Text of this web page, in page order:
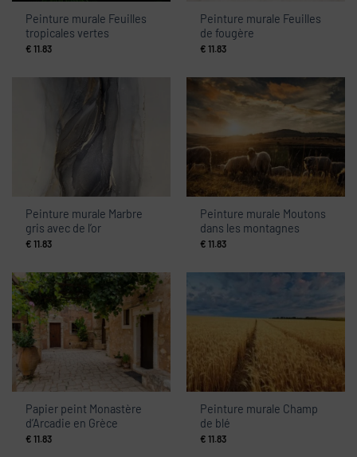
Peinture murale Feuilles
tropicales vertes
€ 11.83
Peinture murale Feuilles
de fougère
€ 11.83
Peinture murale Marbre
gris avec de l’or
€ 11.83
Peinture murale Moutons
dans les montagnes
€ 11.83
Papier peint Monastère
d’Arcadie en Grèce
€ 11.83
Peinture murale Champ
de blé
€ 11.83